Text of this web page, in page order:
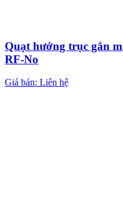
Quạt hướng trục gắn
RF-No
Giá bán: Liên hệ